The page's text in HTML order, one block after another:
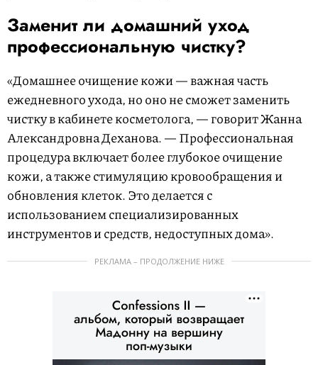
Заменит ли домашний уход
профессиональную чистку?
«Домашнее очищение кожи — важная часть
ежедневного ухода, но оно не сможет заменить
чистку в кабинете косметолога, — говорит Жанна
Александровна Деханова. — Профессиональная
процедура включает более глубокое очищение
кожи, а также стимуляцию кровообращения и
обновления клеток. Это делается с
использованием специализированных
инструментов и средств, недоступных дома».
РЕКЛАМА – ПРОДОЛЖЕНИЕ НИЖЕ